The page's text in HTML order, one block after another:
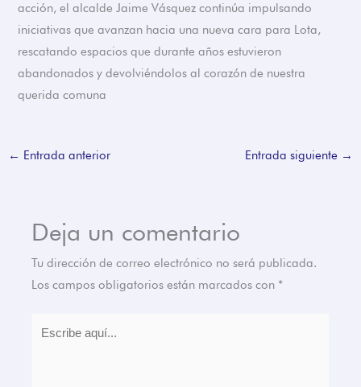
acción, el alcalde Jaime Vásquez continúa impulsando
iniciativas que avanzan hacia una nueva cara para Lota,
rescatando espacios que durante años estuvieron
abandonados y devolviéndolos al corazón de nuestra
querida comuna
← Entrada anterior Entrada siguiente →
Deja un comentario
Tu dirección de correo electrónico no será publicada.
Los campos obligatorios están marcados con *